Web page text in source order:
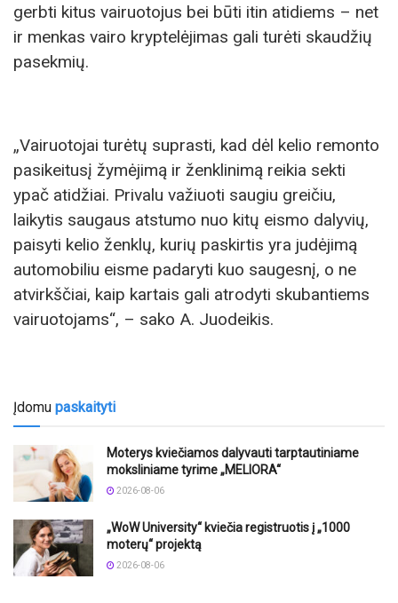
gerbti kitus vairuotojus bei būti itin atidiems – net
ir menkas vairo kryptelėjimas gali turėti skaudžių
pasekmių.
„Vairuotojai turėtų suprasti, kad dėl kelio remonto
pasikeitusį žymėjimą ir ženklinimą reikia sekti
ypač atidžiai. Privalu važiuoti saugiu greičiu,
laikytis saugaus atstumo nuo kitų eismo dalyvių,
paisyti kelio ženklų, kurių paskirtis yra judėjimą
automobiliu eisme padaryti kuo saugesnį, o ne
atvirkščiai, kaip kartais gali atrodyti skubantiems
vairuotojams“, – sako A. Juodeikis.
Įdomu paskaityti
Moterys kviečiamos dalyvauti tarptautiniame
moksliniame tyrime „MELIORA“
2026-08-06
„WoW University“ kviečia registruotis į „1000
moterų“ projektą
2026-08-06